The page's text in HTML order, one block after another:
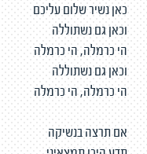
כאן נשיר שלום עליכם
וכאן גם נשתוללה
הי כרמלה, הי כרמלה
וכאן גם נשתוללה
הי כרמלה, הי כרמלה
אם תרצה בנשיקה